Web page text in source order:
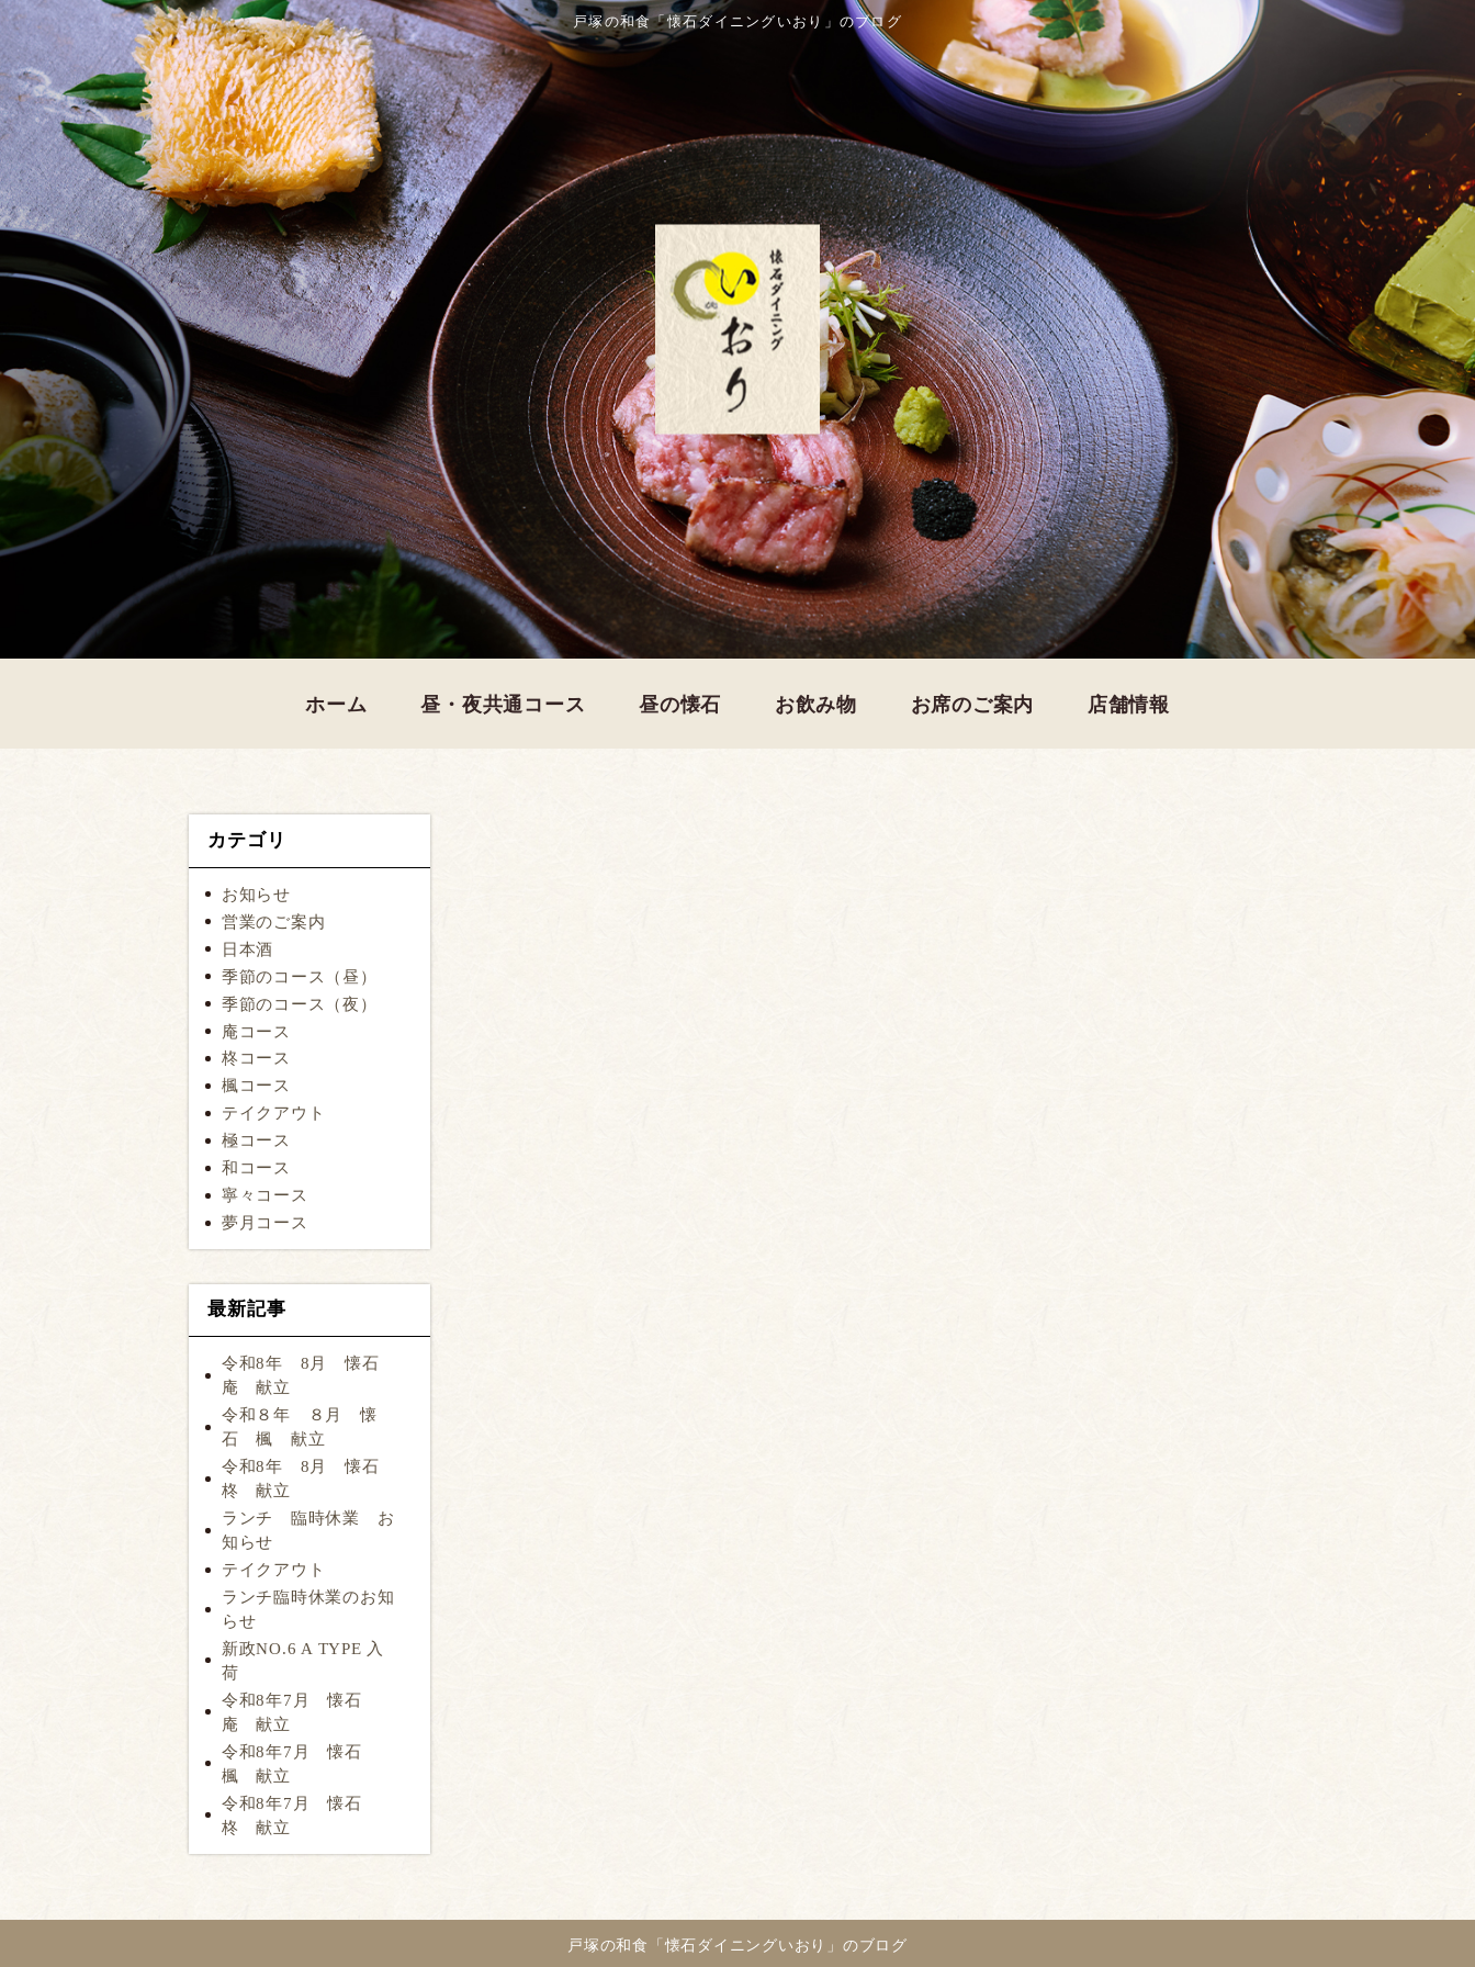
戸塚の和食「懐石ダイニングいおり」のブログ
ホーム 昼・夜共通コース 昼の懐石 お飲み物 お席のご案内 店舗情報
カテゴリ
お知らせ
営業のご案内
日本酒
季節のコース（昼）
季節のコース（夜）
庵コース
柊コース
楓コース
テイクアウト
極コース
和コース
寧々コース
夢月コース
最新記事
令和8年 8月 懐石
庵 献立
令和８年 ８月 懐
石 楓 献立
令和8年 8月 懐石
柊 献立
ランチ 臨時休業 お
知らせ
テイクアウト
ランチ臨時休業のお知
らせ
新政NO.6 A TYPE 入
荷
令和8年7月 懐石
庵 献立
令和8年7月 懐石
楓 献立
令和8年7月 懐石
柊 献立
戸塚の和食「懐石ダイニングいおり」のブログ